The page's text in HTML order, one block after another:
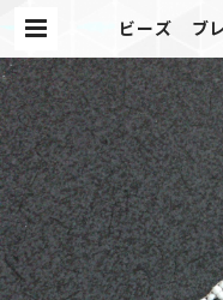
ビーズ ブ